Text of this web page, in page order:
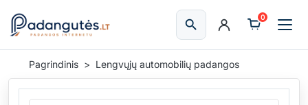
searchIeškoti
0
Pagrindinis Lengvųjų automobilių padangos